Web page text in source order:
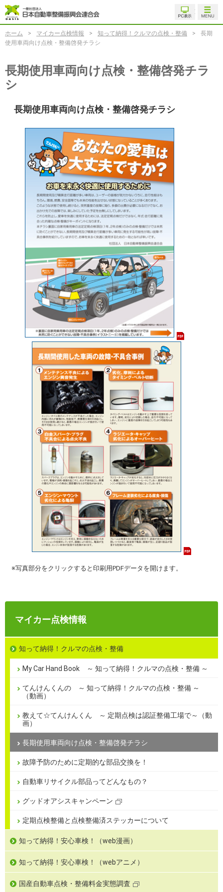
ホーム > マイカー点検情報 > 知って納得！クルマの点検・整備 >
長期
使用車両向け点検・整備啓発チラシ
長期使用車両向け点検・整備啓発チラ
シ
長期使用車両向け点検・整備啓発チラシ
※写真部分をクリックすると印刷用PDFデータを開けます。
マイカー点検情報
知って納得！クルマの点検・整備
My Car Hand Book ～ 知って納得！クルマの点検・整備 ～
てんけんくんの ～ 知って納得！クルマの点検・整備 ～
（動画）
教えて☆てんけんくん ～ 定期点検は認証整備工場で～（動
画）
長期使用車両向け点検・整備啓発チラシ
故障予防のために定期的な部品交換を！
自動車リサイクル部品ってどんなもの？
グッドオアシスキャンペーン
定期点検整備と点検整備済ステッカーについて
知って納得！安心車検！（web漫画）
知って納得！安心車検！（webアニメ）
国産自動車点検・整備料金実態調査